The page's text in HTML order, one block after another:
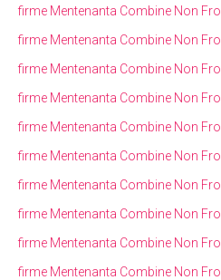
firme Mentenanta Combine Non
firme Mentenanta Combine Non
firme Mentenanta Combine Non
firme Mentenanta Combine Non
firme Mentenanta Combine Non
firme Mentenanta Combine Non
firme Mentenanta Combine Non
firme Mentenanta Combine Non
firme Mentenanta Combine Non
firme Mentenanta Combine Non